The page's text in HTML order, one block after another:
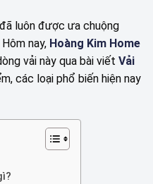
luôn được ưa chuộng
nay, Hoàng Kim Home
vải này qua bài viết Vải
các loại phổ biến hiện nay